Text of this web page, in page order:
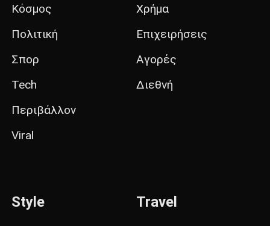
Κόσμος
Πολιτική
Σπορ
Tech
Περιβάλλον
Viral
Χρήμα
Επιχειρήσεις
Αγορές
Διεθνή
Style Travel